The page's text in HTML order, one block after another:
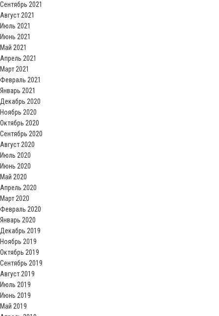
Сентябрь 2021
Август 2021
Июль 2021
Июнь 2021
Май 2021
Апрель 2021
Март 2021
Февраль 2021
Январь 2021
Декабрь 2020
Ноябрь 2020
Октябрь 2020
Сентябрь 2020
Август 2020
Июль 2020
Июнь 2020
Май 2020
Апрель 2020
Март 2020
Февраль 2020
Январь 2020
Декабрь 2019
Ноябрь 2019
Октябрь 2019
Сентябрь 2019
Август 2019
Июль 2019
Июнь 2019
Май 2019